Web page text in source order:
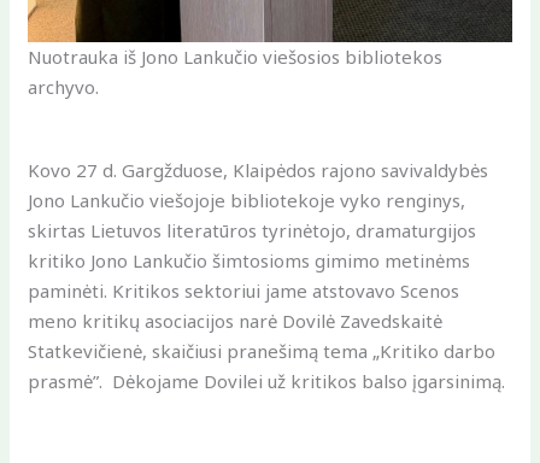
Nuotrauka iš Jono Lankučio viešosios bibliotekos
archyvo.
Kovo 27 d. Gargžduose, Klaipėdos rajono savivaldybės
Jono Lankučio viešojoje bibliotekoje vyko renginys,
skirtas Lietuvos literatūros tyrinėtojo, dramaturgijos
kritiko Jono Lankučio šimtosioms gimimo metinėms
paminėti. Kritikos sektoriui jame atstovavo Scenos
meno kritikų asociacijos narė Dovilė Zavedskaitė
Statkevičienė, skaičiusi pranešimą tema „Kritiko darbo
prasmė”. Dėkojame Dovilei už kritikos balso įgarsinimą.